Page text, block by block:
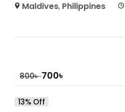
Maldives, Philippines
800৳ 700৳
13% Off